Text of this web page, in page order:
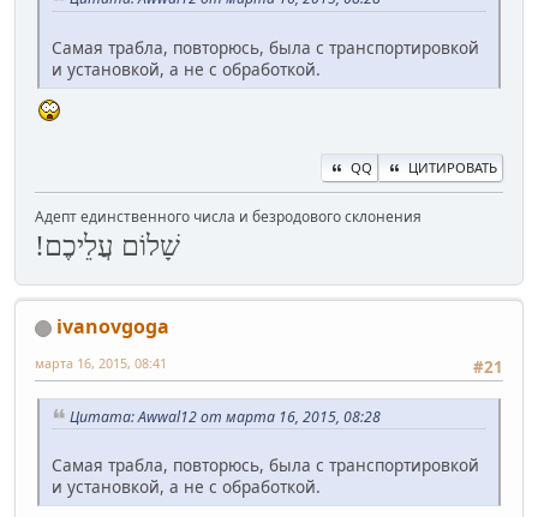
Самая трабла, повторюсь, была с транспортировкой
и установкой, а не с обработкой.
QQ ЦИТИРОВАТЬ
Адепт единственного числа и безродового склонения
שָׁלוֹם עֲלֵיכֶם!
ivanovgoga
#21
марта 16, 2015, 08:41
Цитата: Awwal12 от марта 16, 2015, 08:28
Самая трабла, повторюсь, была с транспортировкой
и установкой, а не с обработкой.